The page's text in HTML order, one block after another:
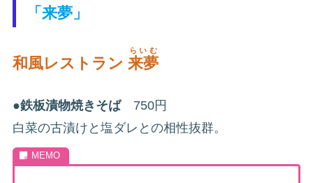
「来夢」
和風レストラン 来夢
らいむ
●鉄板漬物焼きそば750円
白菜の古漬けと塩ダレとの相性抜群。